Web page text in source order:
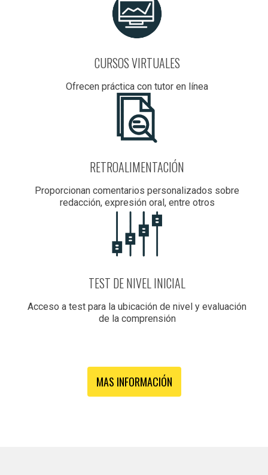
CURSOS VIRTUALES
Ofrecen práctica con tutor en línea
RETROALIMENTACIÓN
Proporcionan comentarios personalizados sobre
redacción, expresión oral, entre otros
TEST DE NIVEL INICIAL
Acceso a test para la ubicación de nivel y evaluación
de la comprensión
MAS INFORMACIÓN